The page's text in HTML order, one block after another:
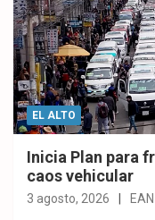
EL ALTO
Inicia Plan para
caos vehicular
3 agosto, 2026